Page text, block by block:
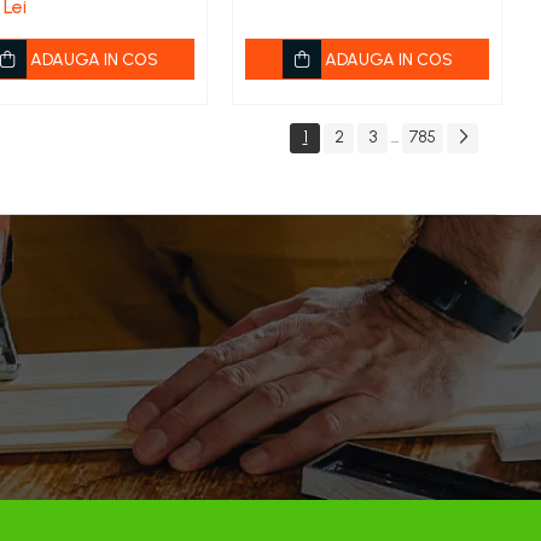
ADAUGA IN COS ADAUGA IN COS
1 2 3 785